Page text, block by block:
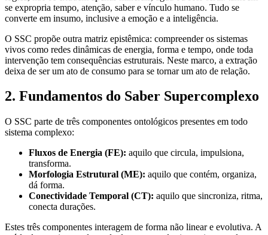
se expropria tempo, atenção, saber e vínculo humano. Tudo se
converte em insumo, inclusive a emoção e a inteligência.
O SSC propõe outra matriz epistêmica: compreender os sistemas
vivos como redes dinâmicas de energia, forma e tempo, onde toda
intervenção tem consequências estruturais. Neste marco, a extração
deixa de ser um ato de consumo para se tornar um ato de relação.
2. Fundamentos do Saber Supercomplexo
O SSC parte de três componentes ontológicos presentes em todo
sistema complexo:
Fluxos de Energia (FE): aquilo que circula, impulsiona,
transforma.
Morfologia Estrutural (ME): aquilo que contém, organiza,
dá forma.
Conectividade Temporal (CT): aquilo que sincroniza, ritma,
conecta durações.
Estes três componentes interagem de forma não linear e evolutiva. A